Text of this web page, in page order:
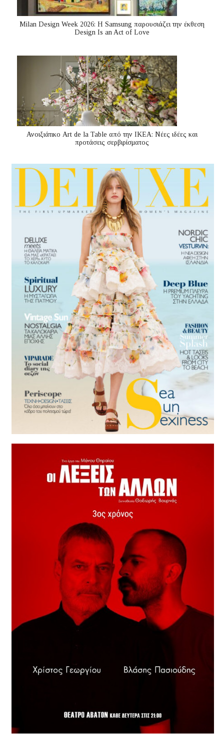
Milan Design Week 2026: Η Samsung παρουσιάζει την έκθεση
Design Is an Act of Love
Ανοιξιάτικο Art de la Table από την ΙΚΕΑ: Νέες ιδέες και
προτάσεις σερβιρίσματος